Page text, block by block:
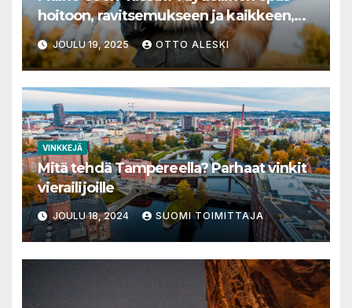
hoitoon, ravitsemukseen ja kaikkeen,
mitä sinun tulee tietää
JOULU 19, 2025 OTTO ALESKI
VINKKEJÄ
Mitä tehdä Tampereella? Parhaat vinkit
vierailijoille
JOULU 18, 2024 SUOMI TOIMITTAJA